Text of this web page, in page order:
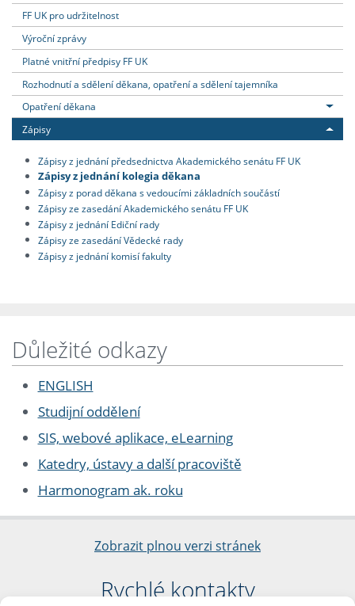
FF UK pro udržitelnost
Výroční zprávy
Platné vnitřní předpisy FF UK
Rozhodnutí a sdělení děkana, opatření a sdělení tajemníka
Opatření děkana
Zápisy
Zápisy z jednání předsednictva Akademického senátu FF UK
Zápisy z jednání kolegia děkana
Zápisy z porad děkana s vedoucími základních součástí
Zápisy ze zasedání Akademického senátu FF UK
Zápisy z jednání Ediční rady
Zápisy ze zasedání Vědecké rady
Zápisy z jednání komisí fakulty
Důležité odkazy
ENGLISH
Studijní oddělení
SIS, webové aplikace, eLearning
Katedry, ústavy a další pracoviště
Harmonogram ak. roku
Zobrazit plnou verzi stránek
Rychlé kontakty